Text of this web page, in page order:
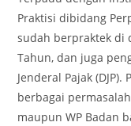
Praktisi dibidang
sudah berpraktek di
Tahun, dan juga
Jenderal Pajak
berbagai
maupun WP Badan